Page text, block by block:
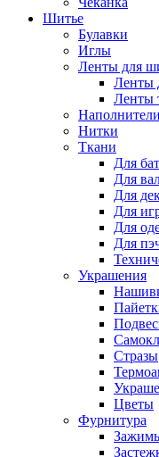
Шитье
Булавки
Иглы
Ленты для
Ленты
Ленты
Наполнители
Нитки
Ткани
Для
Для
Для
Для
Для
Для
Украшения
Стразы
Цветы
Фурнитура